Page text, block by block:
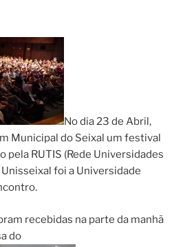
No dia 23 de Abril,
Municipal do Seixal um festival
pela RUTIS (Rede Universidades
foi a Universidade
recebidas na parte da manhã
do